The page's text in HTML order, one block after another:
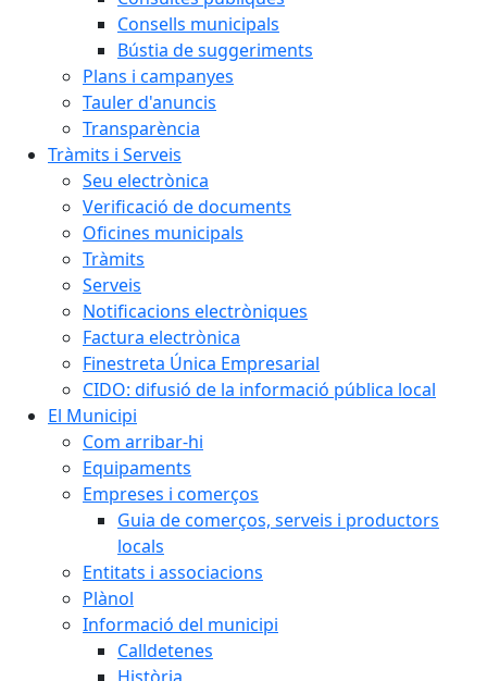
Consells municipals
Bústia de suggeriments
Plans i campanyes
Tauler d'anuncis
Transparència
Tràmits i Serveis
Seu electrònica
Verificació de documents
Oficines municipals
Tràmits
Serveis
Notificacions electròniques
Factura electrònica
Finestreta Única Empresarial
CIDO: difusió de la informació pública local
El Municipi
Com arribar-hi
Equipaments
Empreses i comerços
Guia de comerços, serveis i productors
locals
Entitats i associacions
Plànol
Informació del municipi
Calldetenes